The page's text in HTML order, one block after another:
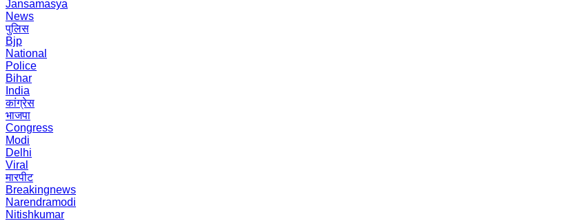
Jansamasya
News
पुलिस
Bjp
National
Police
Bihar
India
कांग्रेस
भाजपा
Congress
Modi
Delhi
Viral
मारपीट
Breakingnews
Narendramodi
Nitishkumar